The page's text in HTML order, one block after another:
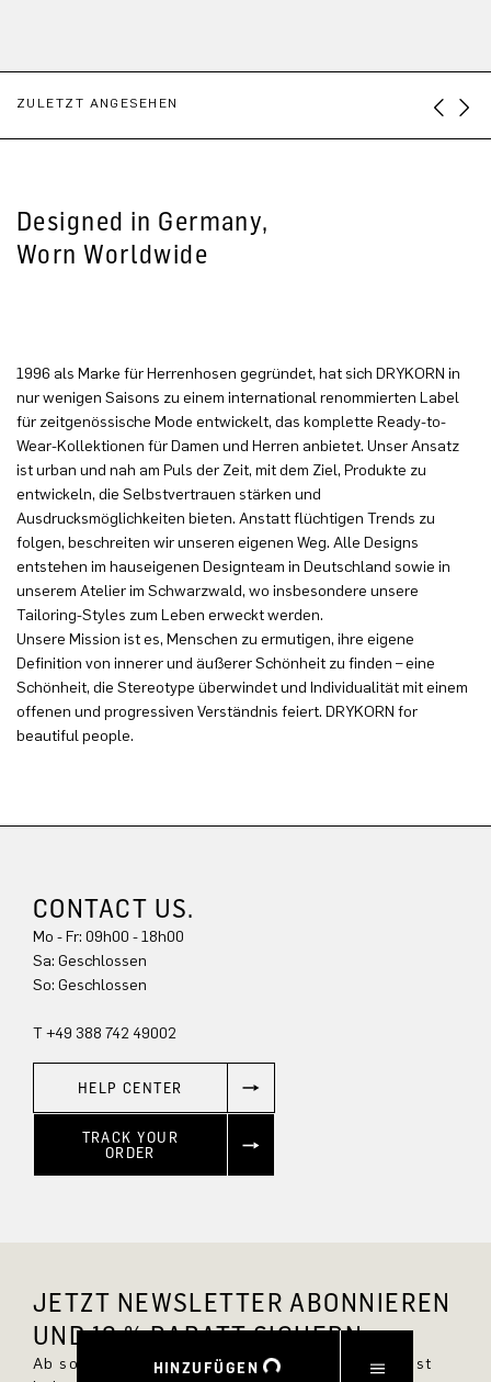
HINZUFÜGEN
ZULETZT ANGESEHEN
Designed in Germany,
Worn Worldwide
1996 als Marke für Herrenhosen gegründet, hat sich DRYKORN in
nur wenigen Saisons zu einem international renommierten Label
für zeitgenössische Mode entwickelt, das komplette Ready-to-
Wear-Kollektionen für Damen und Herren anbietet. Unser Ansatz
ist urban und nah am Puls der Zeit, mit dem Ziel, Produkte zu
entwickeln, die Selbstvertrauen stärken und
Ausdrucksmöglichkeiten bieten. Anstatt flüchtigen Trends zu
folgen, beschreiten wir unseren eigenen Weg. Alle Designs
entstehen im hauseigenen Designteam in Deutschland sowie in
unserem Atelier im Schwarzwald, wo insbesondere unsere
Tailoring-Styles zum Leben erweckt werden.
Unsere Mission ist es, Menschen zu ermutigen, ihre eigene
Definition von innerer und äußerer Schönheit zu finden – eine
Schönheit, die Stereotype überwindet und Individualität mit einem
offenen und progressiven Verständnis feiert. DRYKORN for
beautiful people.
CONTACT US.
Mo - Fr: 09h00 - 18h00
Sa: Geschlossen
So: Geschlossen
T +49 388 742 49002
HELP CENTER
TRACK YOUR
ORDER
JETZT NEWSLETTER ABONNIEREN
UND 10 % RABATT SICHERN.
Ab sofort bist Du immer up to date und verpasst